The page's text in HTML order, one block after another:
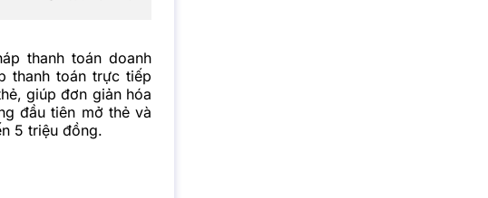
thanh toán doanh
thanh toán trực tiếp
giúp đơn giản hóa
đầu tiên mở thẻ và
5 triệu đồng.